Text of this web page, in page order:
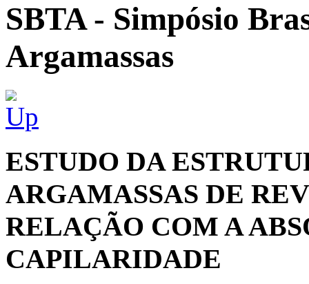
SBTA - Simpósio
Argamassas
ESTUDO DA
ARGAMASSAS DE
RELAÇÃO COM A
CAPILARIDADE